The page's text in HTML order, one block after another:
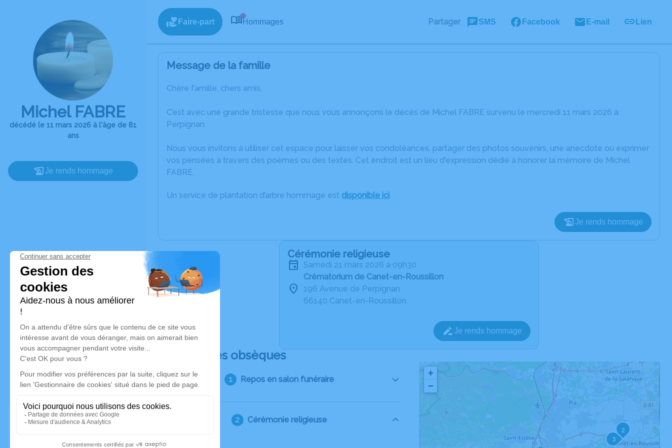
Michel FABRE
décédé le 11 mars 2026 à l'âge de 81
ans
Je rends hommage
Faire-part Hommages Partager SMS Facebook E-mail Lien
Message de la famille
Chère famille, chers amis,
C’est avec une grande tristesse que nous vous annonçons le décès de Michel FABRE survenu le mercredi 11 mars 2026 à
Perpignan.
Nous vous invitons à utiliser cet espace pour laisser vos condoléances, partager des photos souvenirs, une anecdote ou exprimer
vos pensées à travers des poèmes ou des textes. Cet endroit est un lieu d'expression dédié à honorer la mémoire de Michel
FABRE.
Un service de plantation d’arbre hommage est disponible ici.
Je rends hommage
Cérémonie religieuse
samedi 21 mars 2026 à 09h30
Crématorium de Canet-en-Roussillon
196 Avenue de Perpignan
66140 Canet-en-Roussillon
Je rends hommage
Déroulé des obsèques
Repos en salon funéraire
Cérémonie religieuse
2
3
+
−